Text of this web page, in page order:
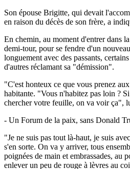
Son épouse Brigitte, qui devait
en raison du décès de son frère, a
En chemin, au moment d'entrer dans
demi-tour, pour se fendre d'un
longuement avec des passants,
d'autres réclamant sa "démission".
"C'est honteux ce que vous prenez
habitante. "Vous n'habitez pas loin ?
chercher votre feuille, on va voir ça",
- Un Forum de la paix, sans Donald
"Je ne suis pas tout là-haut, je suis
s'en sorte. On va y arriver, tous
poignées de main et embrassades, au
enlever un peu de rouge à lèvres au